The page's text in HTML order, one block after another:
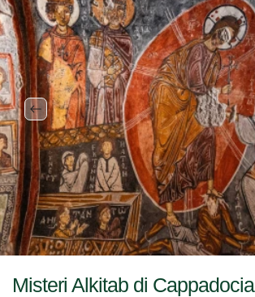
Misteri Alkitab di Cappadocia